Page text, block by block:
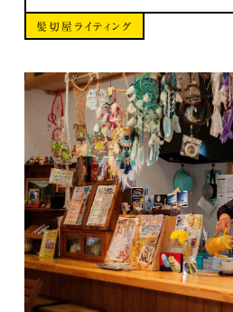
髪切屋ライティング